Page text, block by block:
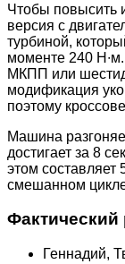
Чтобы повысить
версия с
турбиной,
моменте 240
МКПП или
модификация
поэтому
Машина
достигает за 8
этом составляет
смешанном
Фактический
Геннадий,